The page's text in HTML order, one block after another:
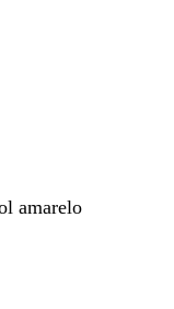
amarelo